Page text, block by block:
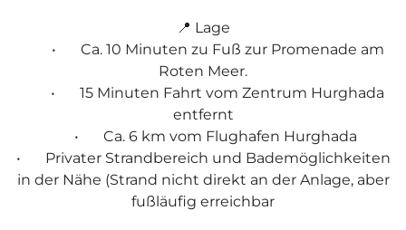
📍 Lage
•
Ca. 10 Minuten zu Fuß zur Promenade am
Roten Meer.
•
15 Minuten Fahrt vom Zentrum Hurghada
entfernt
•
Ca. 6 km vom Flughafen Hurghada
•
Privater Strandbereich und Bademöglichkeiten
in der Nähe (Strand nicht direkt an der Anlage, aber
fußläufig erreichbar